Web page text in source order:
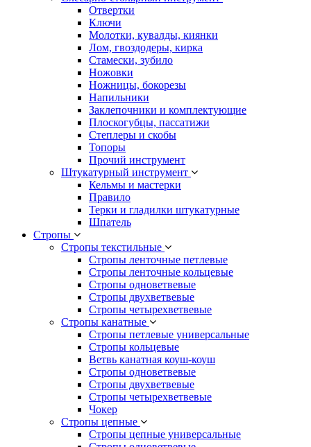
Отвертки
Ключи
Молотки, кувалды, киянки
Лом, гвоздодеры, кирка
Стамески, зубило
Ножовки
Ножницы, бокорезы
Напильники
Заклепочники и комплектующие
Плоскогубцы, пассатижи
Степлеры и скобы
Топоры
Прочий инструмент
Штукатурный инструмент
Кельмы и мастерки
Правило
Терки и гладилки штукатурные
Шпатель
Стропы
Стропы текстильные
Стропы ленточные петлевые
Стропы ленточные кольцевые
Стропы одноветвевые
Стропы двухветвевые
Стропы четырехветвевые
Стропы канатные
Стропы петлевые универсальные
Стропы кольцевые
Ветвь канатная коуш-коуш
Стропы одноветвевые
Стропы двухветвевые
Стропы четырехветвевые
Чокер
Стропы цепные
Стропы цепные универсальные